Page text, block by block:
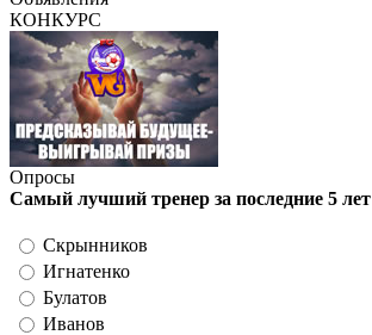
КОНКУРС
Опросы
Самый лучший тренер за последние 5 лет
Скрынников
Игнатенко
Булатов
Иванов